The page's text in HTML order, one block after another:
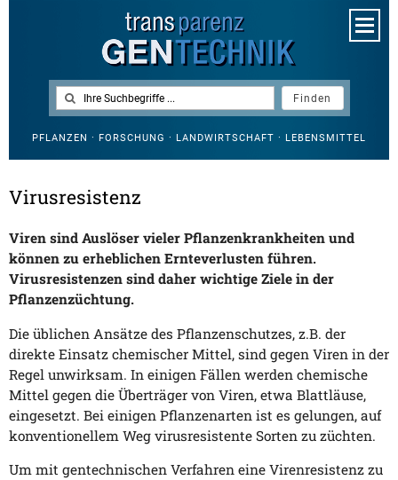
PFLANZEN · FORSCHUNG · LANDWIRTSCHAFT · LEBENSMITTEL
Virusresistenz
Viren sind Auslöser vieler Pflanzenkrankheiten und
können zu erheblichen Ernteverlusten führen.
Virusresistenzen sind daher wichtige Ziele in der
Pflanzenzüchtung.
Die üblichen Ansätze des Pflanzenschutzes, z.B. der
direkte Einsatz chemischer Mittel, sind gegen Viren in der
Regel unwirksam. In einigen Fällen werden chemische
Mittel gegen die Überträger von Viren, etwa Blattläuse,
eingesetzt. Bei einigen Pflanzenarten ist es gelungen, auf
konventionellem Weg virusresistente Sorten zu züchten.
Um mit gentechnischen Verfahren eine Virenresistenz zu